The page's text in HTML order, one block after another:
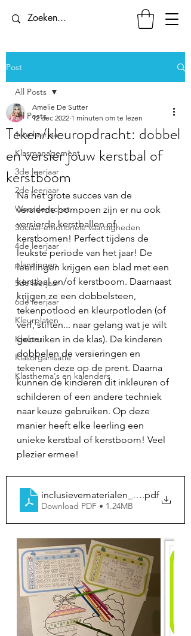
Post
All Posts
1ste leerjaar
Klasmanagement
3de leerjaar
2de leerjaar
Woordenschat
Sociaal-emotionele vaardigheden
4de leerjaar
planningen
5de leerjaar
6de leerjaar
Kleurplaten
Kleuter
Klasorganisatie
Klasthema's en kalenders
All Posts
Teken/kleuropdracht: dobbel
en versier jouw kerstbal of
kerstboom
Amelie De Sutter
12 dec 2022 1 minuten om te lezen
Na het grote succes van de
versierde pompoen zijn er nu ook
versierde kerstballen of
kerstbomen! Perfect tijdens de
leukste periode van het jaar! De
leerlingen krijgen een blad met een
kerstbal en/of kerstboom. Daarnaast
krijgen ze een dobbelsteen,
tekenpotlood en kleurpotloden (of
verf, stiften... naar gelang wat je wilt
gebruiken in de klas). De kinderen
dobbelen de versieringen en
tekenen deze op de prent. Daarna
kunnen de kinderen dit inkleuren of
schilderen of een andere techniek
naar keuze gebruiken. Op deze
manier heeft elke leerling een
unieke kerstbal of kerstboom! Veel
plezier ermee!
.pdf
Download PDF • 1.24MB